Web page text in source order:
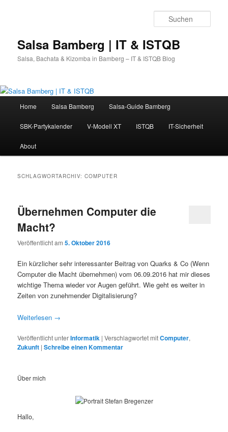
Salsa Bamberg | IT & ISTQB
Salsa, Bachata & Kizomba in Bamberg – IT & ISTQB Blog
Home Salsa Bamberg Salsa-Guide Bamberg
SBK-Partykalender V-Modell XT ISTQB IT-Sicherheit
About
SCHLAGWORTARCHIV:COMPUTER
Übernehmen Computer die
Macht?
Veröffentlicht am5. Oktober 2016
Ein kürzlicher sehr interessanter Beitrag von Quarks & Co (Wenn
Computer die Macht übernehmen) vom 06.09.2016 hat mir dieses
wichtige Thema wieder vor Augen geführt. Wie geht es weiter in
Zeiten von zunehmender Digitalisierung?
Weiterlesen →
Veröffentlicht unterInformatik |Verschlagwortet mitComputer,
Zukunft |Schreibe einen Kommentar
Über mich
Hallo,